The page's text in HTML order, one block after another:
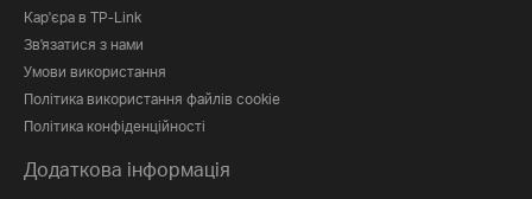
Кар'єра в TP-Link
Зв'язатися з нами
Умови використання
Політика використання файлів cookie
Політика конфіденційності
Додаткова інформація